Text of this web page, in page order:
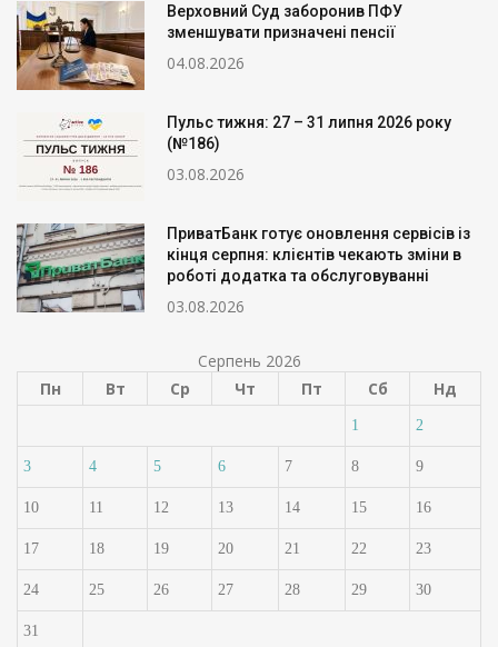
Верховний Суд заборонив ПФУ
зменшувати призначені пенсії
04.08.2026
Пульс тижня: 27 – 31 липня 2026 року
(№186)
03.08.2026
ПриватБанк готує оновлення сервісів із
кінця серпня: клієнтів чекають зміни в
роботі додатка та обслуговуванні
03.08.2026
Серпень 2026
Пн
Вт Ср Чт Пт Сб Нд
1 2
3 4 5 6 7 8 9
10 11 12 13 14 15 16
17 18 19 20 21 22 23
24 25 26 27 28 29 30
31